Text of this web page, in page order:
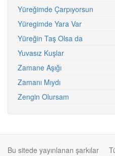
Yüreğimde Çarpıyorsun
Yüregimde Yara Var
Yüreğin Taş Olsa da
Yuvasız Kuşlar
Zamane Aşığı
Zamanı Mıydı
Zengin Olursam
Bu sitede yayınlanan şarkılar